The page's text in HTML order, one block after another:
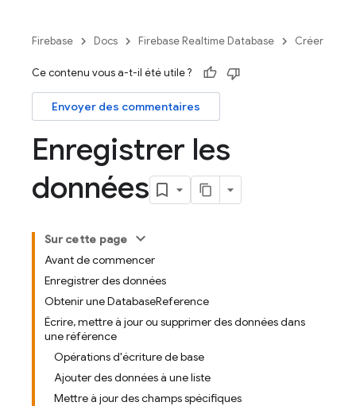
Firebase Docs Firebase Realtime Database Créer
Ce contenu vous a-t-il été utile ?
Envoyer des commentaires
Enregistrer les
données
Sur cette page
Avant de commencer
Enregistrer des données
Obtenir une DatabaseReference
Écrire, mettre à jour ou supprimer des données dans
une référence
Opérations d'écriture de base
Ajouter des données à une liste
Mettre à jour des champs spécifiques